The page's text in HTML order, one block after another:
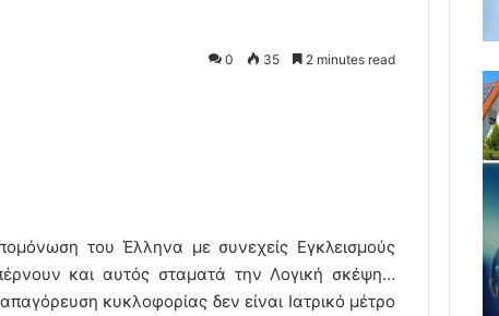
0 35 2 minutes read
του Έλληνα με συνεχείς Εγκλεισμούς
και αυτός σταματά την Λογική σκέψη…
κυκλοφορίας δεν είναι Ιατρικό μέτρο